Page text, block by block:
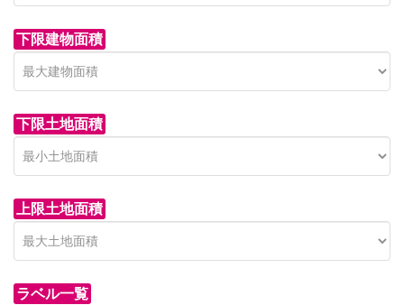
下限建物面積
下限土地面積
上限土地面積
ラベル一覧
青木新築分譲住宅
on call
Price on call
セン
850